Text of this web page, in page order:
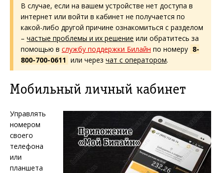
В случае, если на вашем устройстве нет доступа в
интернет или войти в кабинет не получается по
какой-либо другой причине ознакомиться с разделом
– частые проблемы и их решение или обратитесь за
помощью в службу поддержки Билайн по номеру 8-
800-700-0611 или через чат с оператором.
Мобильный личный кабинет
Управлять
номером
своего
телефона
или
планшета